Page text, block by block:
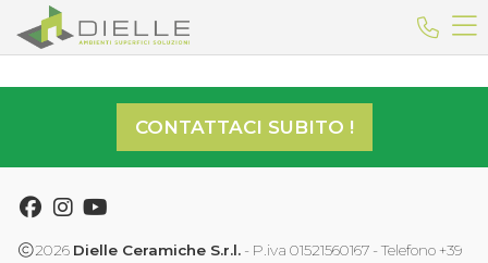
Dielle Ceramiche
CONTATTACI SUBITO !
Facebook
Instagram
Youtube
2026 Dielle Ceramiche S.r.l. - P.iva 01521560167 - Telefono +39